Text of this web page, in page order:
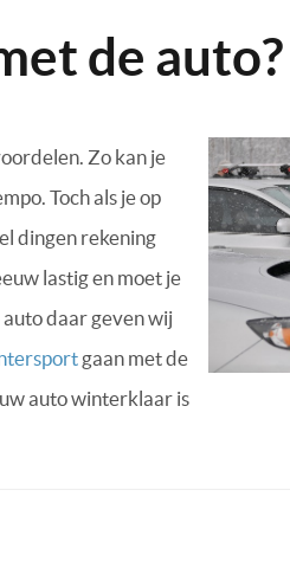
de auto?
Zo kan je
Toch als je op
dingen rekening
lastig en moet je
daar geven wij
gaan met de
auto winterklaar is